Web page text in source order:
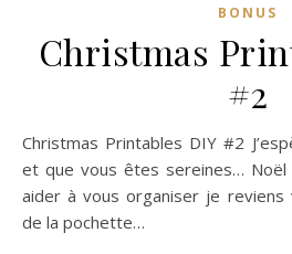
BONUS
Christmas
#2
Christmas Printables DIY #2 J’espère que vous allez bien
et que vous êtes sereines…
aider à vous organiser je reviens
de la pochette…